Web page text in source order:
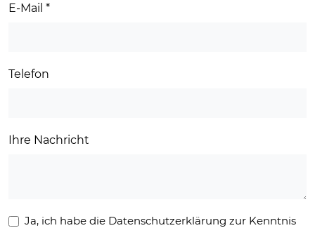
E-Mail *
Telefon
Ihre Nachricht
Ja, ich habe die Datenschutzerklärung zur Kenntnis